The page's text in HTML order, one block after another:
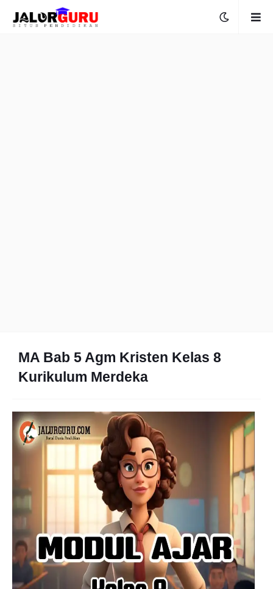
MA Bab 5 Agm Kristen Kelas 8
Kurikulum Merdeka